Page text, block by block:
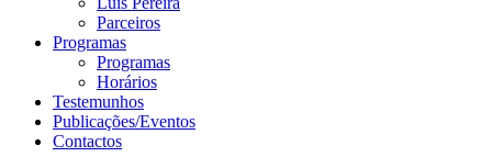
Parceiros
Programas
Programas
Horários
Testemunhos
Publicações/Eventos
Contactos